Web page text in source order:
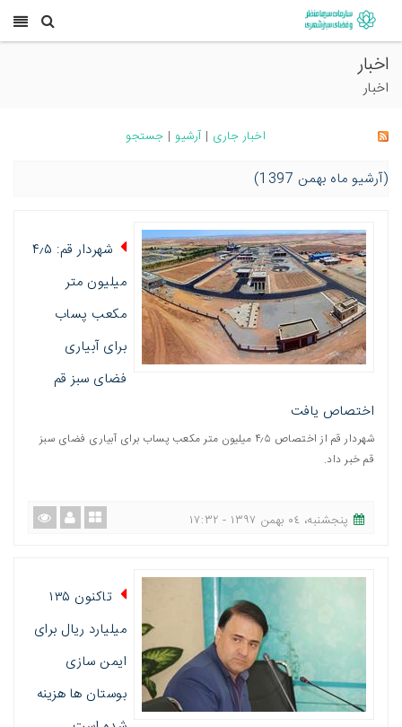
اخبار
اخبار
اخبار جاری | آرشیو | جستجو
(آرشیو ماه بهمن 1397)
شهردار قم: ۴٫۵
میلیون متر
مکعب پساب
برای آبیاری
فضای سبز قم
اختصاص یافت
شهردار قم از اختصاص ۴٫۵ میلیون متر مکعب پساب برای آبیاری فضای سبز
قم خبر داد.
پنجشنبه، ٠٤ بهمن ١٣٩٧ - ١٧:٣٢
تاکنون ۱۳۵
میلیارد ریال برای
ایمن سازی
بوستان ها هزینه